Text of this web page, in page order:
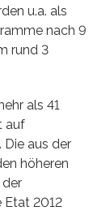
u.a. als
nach 9
rund 3
als 41
auf
Die aus der
höheren
Etat 2012